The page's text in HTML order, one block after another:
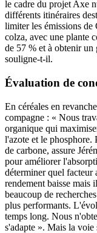
le cadre du projet Axe
différents itinéraires
limiter les émissions de
colza, avec une plante
de 57 % et à obtenir un
souligne-t-il.
Évaluation de
En céréales en
compagne : « Nous
organique qui
l'azote et le phosphore.
de carbone, assure
pour améliorer
déterminer quel facteur
rendement baisse mais
beaucoup de
plus performants.
temps long. Nous
s'adapte ». Mais la